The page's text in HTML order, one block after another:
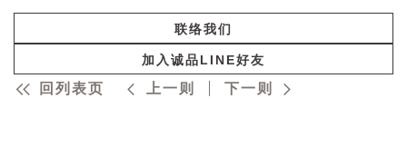
联络我们
加入诚品LINE好友
回列表页 上一则 下一则